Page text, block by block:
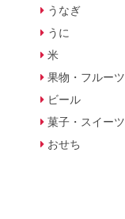
うなぎ
うに
米
果物・フルーツ
ビール
菓子・スイーツ
おせち